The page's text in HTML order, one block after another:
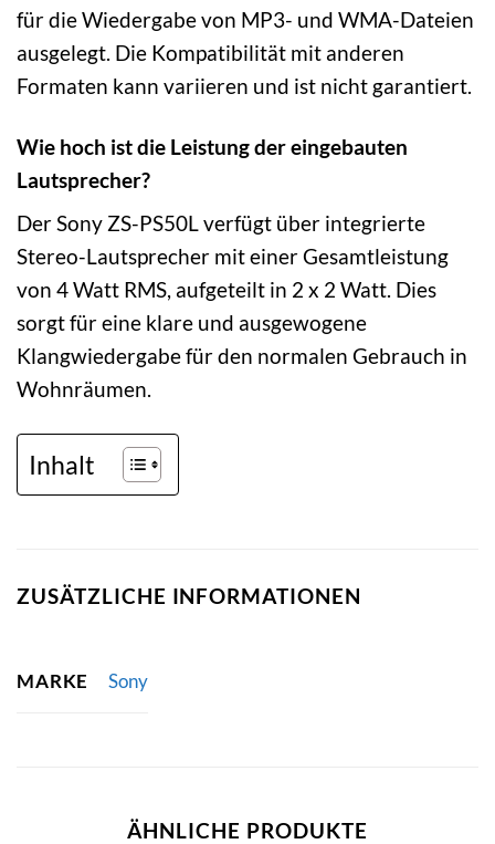
für die Wiedergabe von MP3- und WMA-Dateien
ausgelegt. Die Kompatibilität mit anderen
Formaten kann variieren und ist nicht garantiert.
Wie hoch ist die Leistung der eingebauten
Lautsprecher?
Der Sony ZS-PS50L verfügt über integrierte
Stereo-Lautsprecher mit einer Gesamtleistung
von 4 Watt RMS, aufgeteilt in 2 x 2 Watt. Dies
sorgt für eine klare und ausgewogene
Klangwiedergabe für den normalen Gebrauch in
Wohnräumen.
Inhalt
ZUSÄTZLICHE INFORMATIONEN
MARKE Sony
ÄHNLICHE PRODUKTE